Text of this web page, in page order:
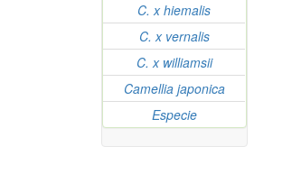
C. x hiemalis
C. x vernalis
C. x williamsii
Camellia japonica
Especie